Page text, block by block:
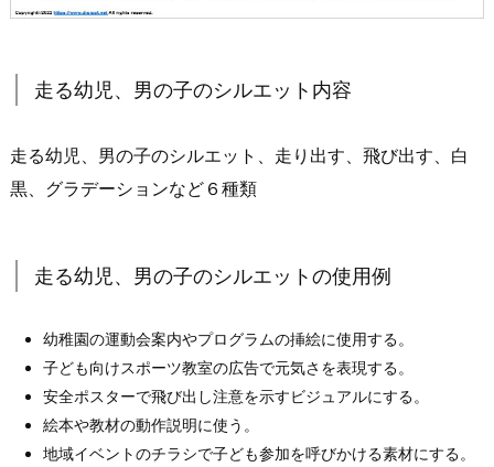
走る幼児、男の子のシルエット内容
走る幼児、男の子のシルエット、走り出す、飛び出す、白
黒、グラデーションなど６種類
走る幼児、男の子のシルエットの使用例
幼稚園の運動会案内やプログラムの挿絵に使用する。
子ども向けスポーツ教室の広告で元気さを表現する。
安全ポスターで飛び出し注意を示すビジュアルにする。
絵本や教材の動作説明に使う。
地域イベントのチラシで子ども参加を呼びかける素材にする。